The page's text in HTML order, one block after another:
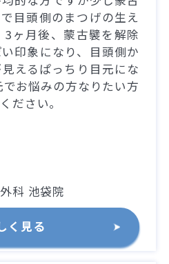
目頭側のまつげの生え
3ヶ月後、蒙古襞を解除
印象になり、目頭側か
えるぱっちり目元にな
お悩みの方なりたい方
ださい。
科 池袋院
く見る